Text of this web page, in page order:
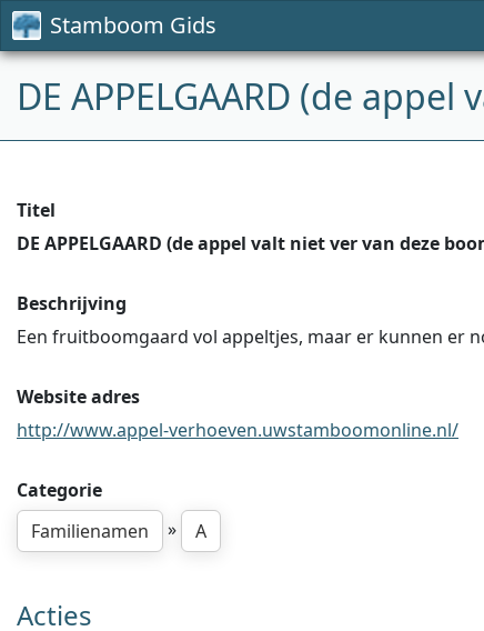
Stamboom Gids
DE APPELGAARD (de
Titel
DE APPELGAARD (de appel valt niet ver van deze
Beschrijving
Een fruitboomgaard vol appeltjes, maar er kunnen er
Website adres
http://www.appel-verhoeven.uwstamboomonline.nl/
Categorie
Familienamen
» A
Acties